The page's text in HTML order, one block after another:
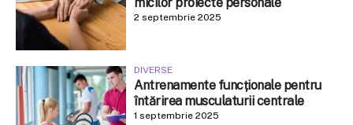
2 septembrie 2025
DIVERSE
Antrenamente funcționale pentru
întărirea musculaturii centrale
1 septembrie 2025